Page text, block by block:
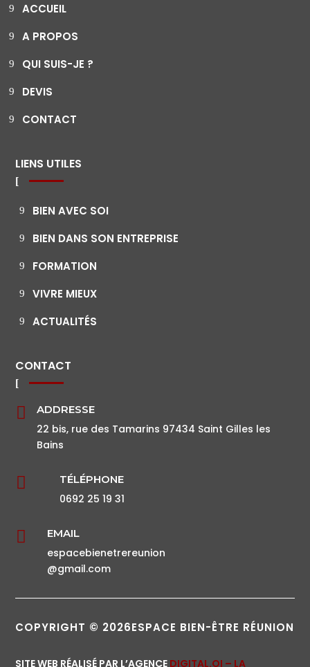
ACCUEIL
A PROPOS
QUI SUIS-JE ?
DEVIS
CONTACT
LIENS UTILES
BIEN AVEC SOI
BIEN DANS SON ENTREPRISE
FORMATION
VIVRE MIEUX
ACTUALITÉS
CONTACT
 ADDRESSE
22 bis, rue des Tamarins 97434 Saint Gilles les
Bains
 TÉLÉPHONE
0692 25 19 31
 EMAIL
espacebienetrereunion
@gmail.com
COPYRIGHT © 2026ESPACE BIEN-ÊTRE RÉUNION
SITE WEB RÉALISÉ PAR L’AGENCE DIGITAL.OI – LA